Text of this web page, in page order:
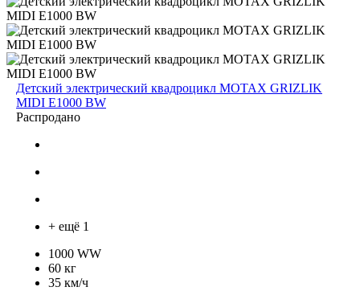
Детский электрический квадроцикл MOTAX GRIZLIK
MIDI E1000 BW
Распродано
+ ещё 1
1000 WW
60 кг
35 км/ч